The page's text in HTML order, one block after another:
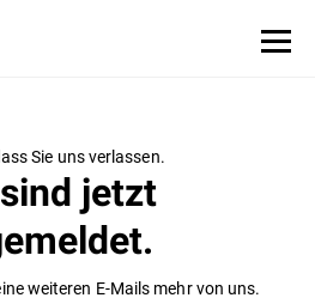
Sie uns verlassen.
jetzt
weiteren E-Mails mehr von uns.